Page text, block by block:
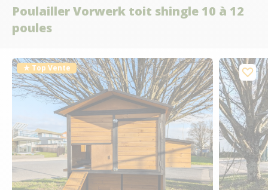
Poulailler Vorwerk toit shingle 10 à 12
poules
★ Top Vente